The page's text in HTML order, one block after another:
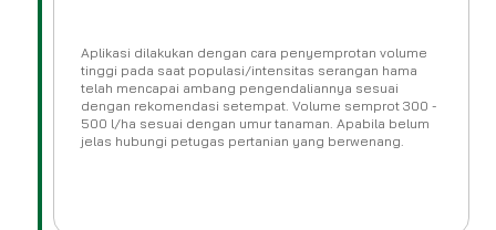
Aplikasi dilakukan dengan cara penyemprotan volume
tinggi pada saat populasi/intensitas serangan hama
telah mencapai ambang pengendaliannya sesuai
dengan rekomendasi setempat. Volume semprot 300 -
500 l/ha sesuai dengan umur tanaman. Apabila belum
jelas hubungi petugas pertanian yang berwenang.